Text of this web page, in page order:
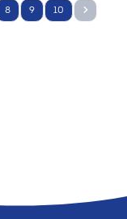
8 9 10